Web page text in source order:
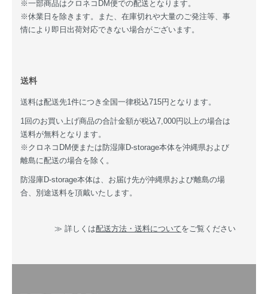
※一部商品はクロネコDM便での配送となります。
※休業日を除きます。また、在庫切れや大量のご発注等、事
情により即日出荷対応できない場合がございます。
送料
送料は配送先1件につき全国一律税込715円となります。
1回のお買い上げ商品の合計金額が税込7,000円以上の場合は
送料が無料となります。
※クロネコDM便または防湿庫D-storage本体を沖縄県および
離島に配送の場合を除く。
防湿庫D-storage本体は、お届け先が沖縄県および離島の場
合、別途送料を頂戴いたします。
≫ 詳しくは配送方法・送料についてをご覧ください